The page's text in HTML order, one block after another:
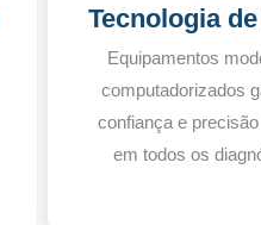
Tecnologia
Equipamentos
computadorizados
confiança e
em todos os